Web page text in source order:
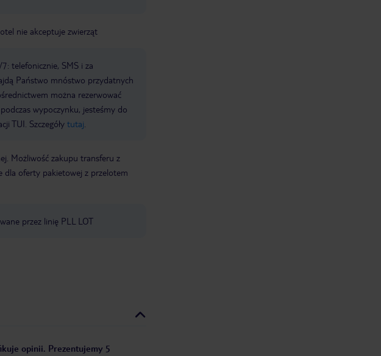
nie akceptuje zwierząt
telefonicznie, SMS i za
Państwo mnóstwo przydatnych
można rezerwować
wypoczynku, jesteśmy do
TUI. Szczegóły tutaj
Możliwość zakupu transferu z
dla oferty pakietowej z przelotem
przez linię PLL LOT
opinii. Prezentujemy 5